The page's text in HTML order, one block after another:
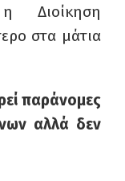
η Διοίκηση
στα μάτια
παράνομες
αλλά δεν